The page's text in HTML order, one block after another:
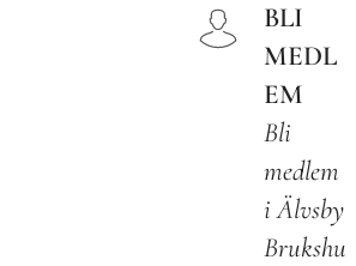
BLI
MEDL
EM
Bli
medlem
i Älvsby
Brukshu